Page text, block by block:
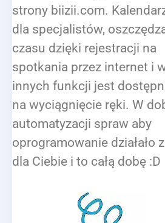
strony biizii.com.
dla specjalistów,
czasu dzięki rejestracji na
spotkania przez internet i
innych funkcji jest
na wyciągnięcie ręki. W
automatyzacji spraw aby
oprogramowanie działało
dla Ciebie i to całą dobę :D